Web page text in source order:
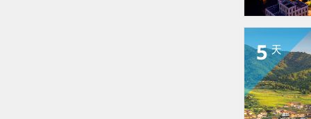
5 天